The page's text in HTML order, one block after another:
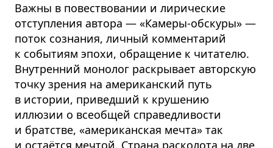
Важны в повествовании и лирические
отступления автора — «Камеры-обскуры» —
поток сознания, личный комментарий
к событиям эпохи, обращение к читателю.
Внутренний монолог раскрывает авторскую
точку зрения на американский путь
в истории, приведший к крушению
иллюзии о всеобщей справедливости
и братстве, «американская мечта» так
и остаётся мечтой. Страна расколота на две